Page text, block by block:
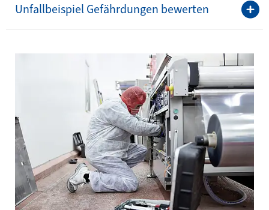
Unfallbeispiel Gefährdungen bewerten